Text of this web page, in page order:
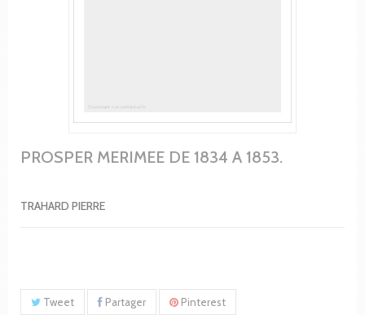
PROSPER MERIMEE DE 1834 A 1853.
TRAHARD PIERRE
Tweet Partager Pinterest